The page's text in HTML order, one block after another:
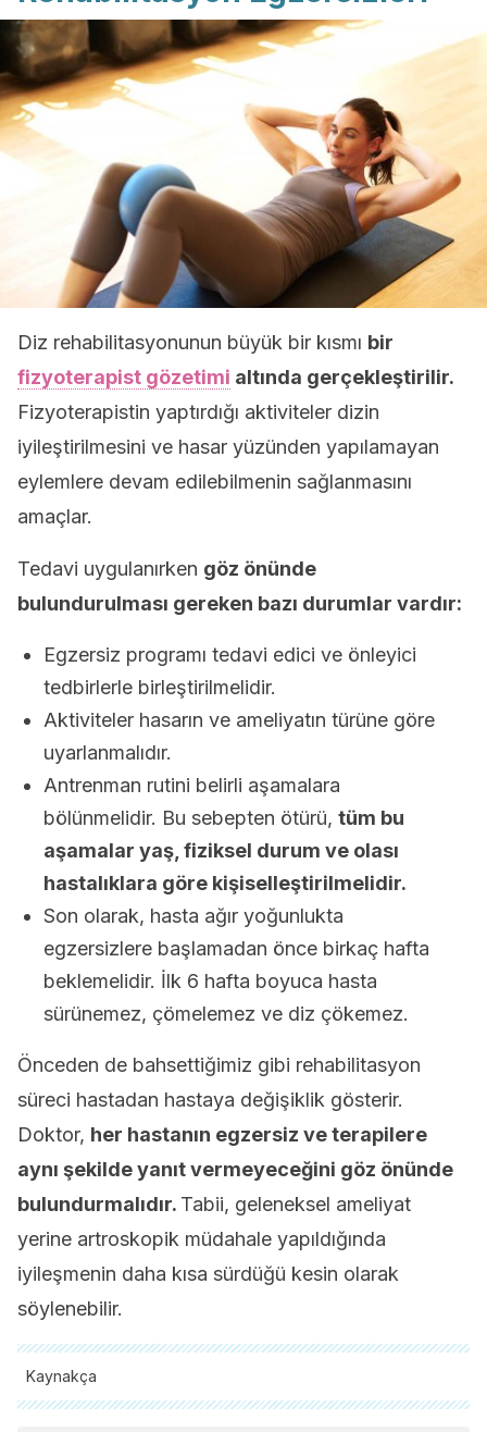
Diz rehabilitasyonunun büyük bir kısmı bir
fizyoterapist gözetimi altında gerçekleştirilir.
Fizyoterapistin yaptırdığı aktiviteler dizin
iyileştirilmesini ve hasar yüzünden yapılamayan
eylemlere devam edilebilmenin sağlanmasını
amaçlar.
Tedavi uygulanırken göz önünde
bulundurulması gereken bazı durumlar vardır:
Egzersiz programı tedavi edici ve önleyici
tedbirlerle birleştirilmelidir.
Aktiviteler hasarın ve ameliyatın türüne göre
uyarlanmalıdır.
Antrenman rutini belirli aşamalara
bölünmelidir. Bu sebepten ötürü, tüm bu
aşamalar yaş, fiziksel durum ve olası
hastalıklara göre kişiselleştirilmelidir.
Son olarak, hasta ağır yoğunlukta
egzersizlere başlamadan önce birkaç hafta
beklemelidir. İlk 6 hafta boyuca hasta
sürünemez, çömelemez ve diz çökemez.
Önceden de bahsettiğimiz gibi rehabilitasyon
süreci hastadan hastaya değişiklik gösterir.
Doktor, her hastanın egzersiz ve terapilere
aynı şekilde yanıt vermeyeceğini göz önünde
bulundurmalıdır. Tabii, geleneksel ameliyat
yerine artroskopik müdahale yapıldığında
iyileşmenin daha kısa sürdüğü kesin olarak
söylenebilir.
Kaynakça
Tüm alıntı yapılan kaynaklar, kalitelerini, güvenilirliklerini,